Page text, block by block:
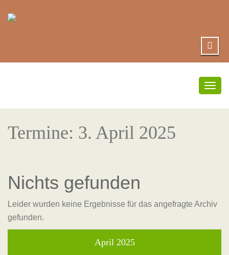
Termine: 3. April 2025
Nichts gefunden
Leider wurden keine Ergebnisse für das angefragte Archiv
gefunden.
April 2025